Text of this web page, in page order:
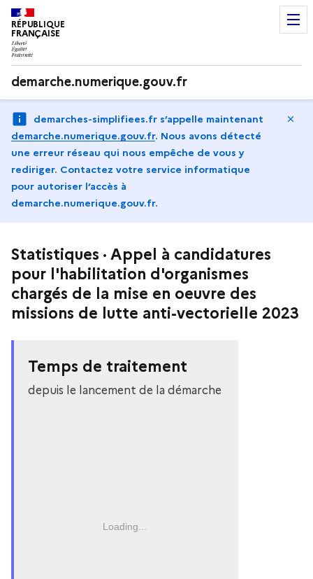
RÉPUBLIQUE
FRANÇAISE
demarche.numerique.gouv.fr
demarches-simplifiees.fr s’appelle maintenant
demarche.numerique.gouv.fr. Nous avons détecté
une erreur réseau qui nous empêche de vous y
rediriger. Contactez votre service informatique
pour autoriser l‘accès à
demarche.numerique.gouv.fr.
Statistiques · Appel à candidatures
pour l'habilitation d'organismes
chargés de la mise en oeuvre des
missions de lutte anti-vectorielle 2023
Temps de traitement
depuis le lancement de la démarche
Loading...